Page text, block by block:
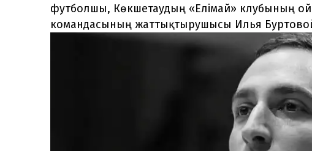
футболшы, Көкшетаудың «Елімай» клубының
командасының жаттықтырушысы Илья